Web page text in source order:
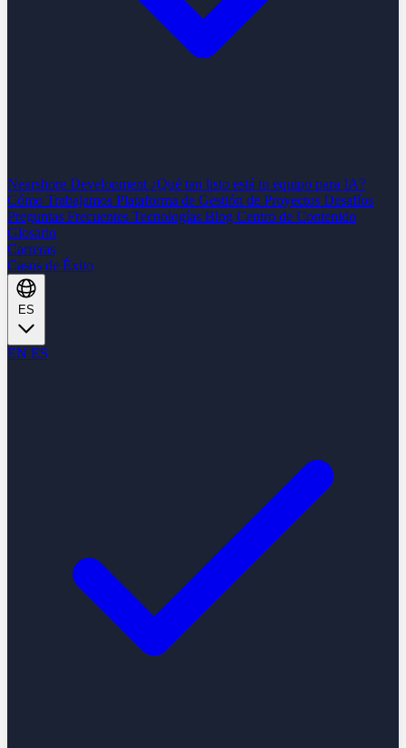
Nearshore Development ¿Qué tan listo está tu equipo para IA?
Cómo Trabajamos Plataforma de Gestión de Proyectos Desafíos
Preguntas Frecuentes Tecnologías Blog Centro de Contenido
Glosario
Carreras
Casos de Éxito
EN ES